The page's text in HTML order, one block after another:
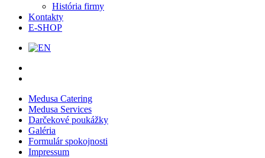
História firmy
Kontakty
E-SHOP
Medusa Catering
Medusa Services
Darčekové poukážky
Galéria
Formulár spokojnosti
Impressum